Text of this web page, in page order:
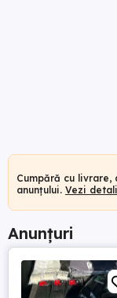
Cumpără cu
anunțului. Vezi
Anunțuri